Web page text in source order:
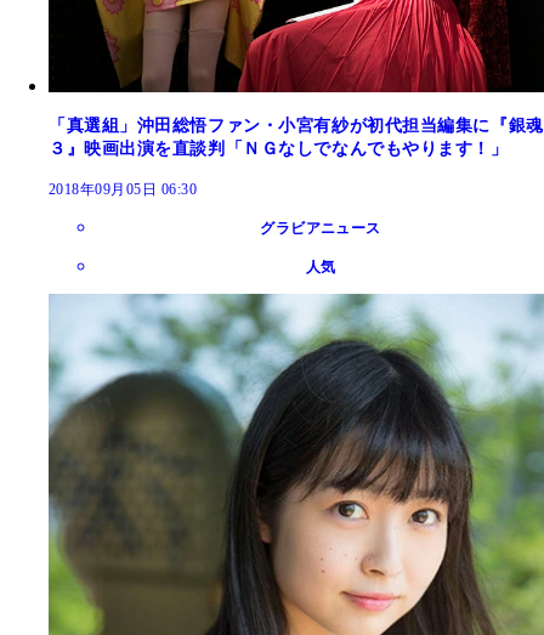
「真選組」沖田総悟ファン・小宮有紗が初代担当編集に『銀魂
３』映画出演を直談判「ＮＧなしでなんでもやります！」
2018年09月05日 06:30
グラビアニュース
人気